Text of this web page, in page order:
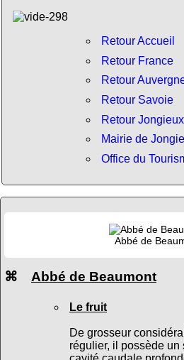
Retour Accueil
Retour France
Retour
Retour Savoie
Retour Jongieux
Mairie de
Office du
Abbé de
⌘ Abbé de Beaumont
Le fruit
De grosseur
régulier, il possède